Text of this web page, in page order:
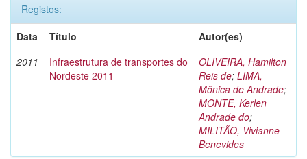
Registos:
Data
Título
Autor(es)
2011
Infraestrutura de transportes do
Nordeste 2011
OLIVEIRA, Hamilton
Reis de; LIMA,
Mônica de Andrade;
MONTE, Kerlen
Andrade do;
MILITÃO, Vivianne
Benevides